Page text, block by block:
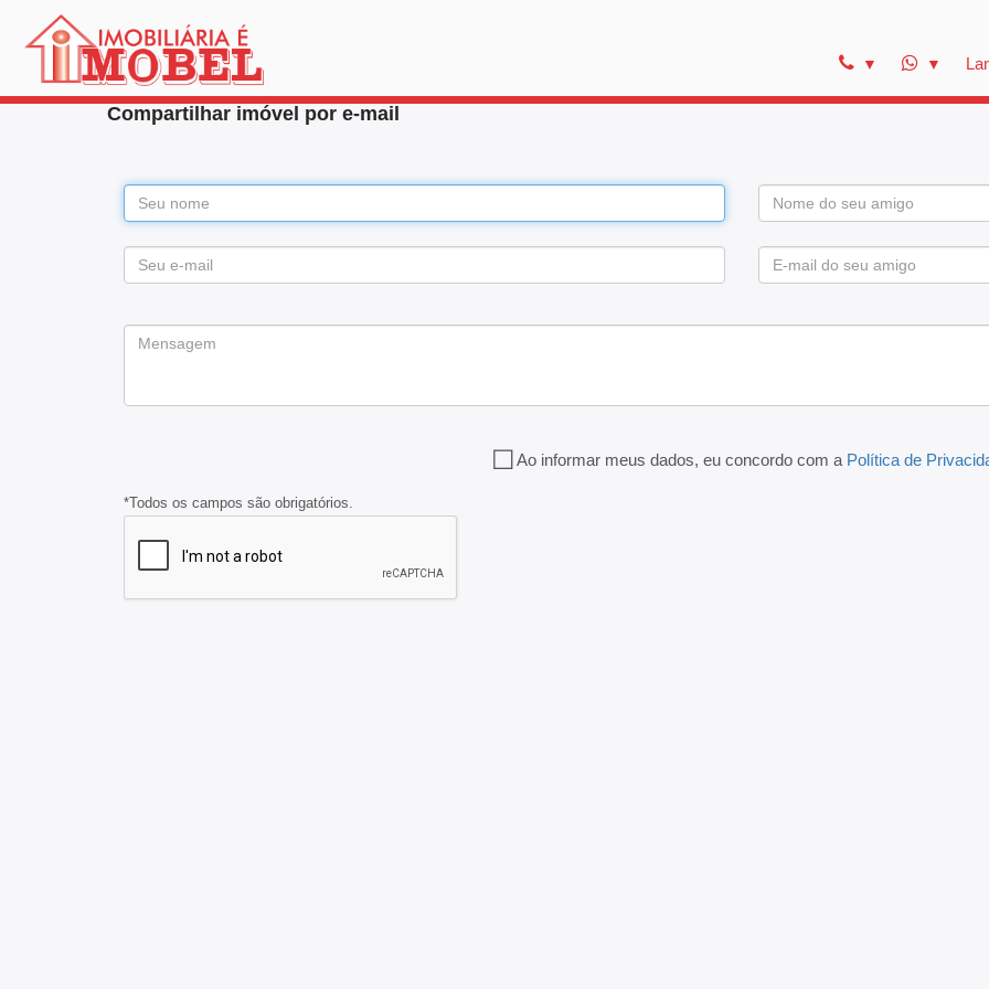
Compartilhar imóvel por e-mail
Ao informar meus dados, eu concordo com a Política de
*Todos os campos são obrigatórios.